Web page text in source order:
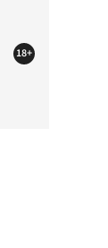
18+